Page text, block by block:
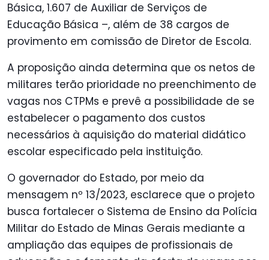
Básica, 1.607 de Auxiliar de Serviços de
Educação Básica –, além de 38 cargos de
provimento em comissão de Diretor de Escola.
A proposição ainda determina que os netos de
militares terão prioridade no preenchimento de
vagas nos CTPMs e prevê a possibilidade de se
estabelecer o pagamento dos custos
necessários à aquisição do material didático
escolar especificado pela instituição.
O governador do Estado, por meio da
mensagem nº 13/2023, esclarece que o projeto
busca fortalecer o Sistema de Ensino da Polícia
Militar do Estado de Minas Gerais mediante a
ampliação das equipes de profissionais de